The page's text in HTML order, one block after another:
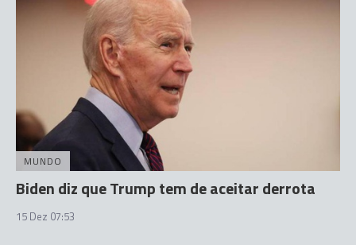
MUNDO
Biden diz que Trump tem de aceitar derrota
15 Dez 07:53